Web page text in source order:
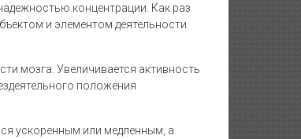
концентрации. Как раз
и элементом деятельности
мозга. Увеличивается активность
положения
ускоренным или медленным, а